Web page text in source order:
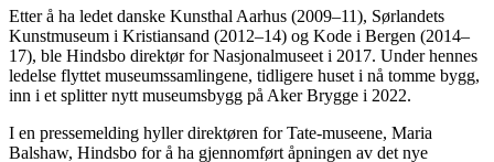
Etter å ha ledet danske Kunsthal Aarhus (2009–11), Sørlandets
Kunstmuseum i Kristiansand (2012–14) og Kode i Bergen (2014–
17), ble Hindsbo direktør for Nasjonalmuseet i 2017. Under hennes
ledelse flyttet museumssamlingene, tidligere huset i nå tomme bygg,
inn i et splitter nytt museumsbygg på Aker Brygge i 2022.
I en pressemelding hyller direktøren for Tate-museene, Maria
Balshaw, Hindsbo for å ha gjennomført åpningen av det nye